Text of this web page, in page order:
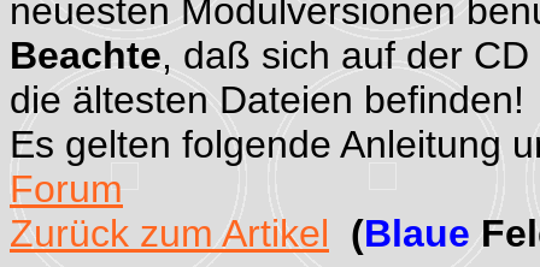
neuesten Modulversionen
Beachte, daß sich auf der
die ältesten Dateien befinden!
Es gelten folgende Anleitung
Forum
Zurück zum Artikel (Blaue